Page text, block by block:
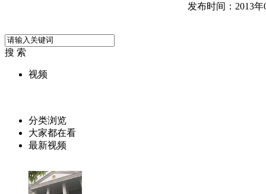
发布时间：2013年
搜 索
视频
分类浏览
大家都在看
最新视频